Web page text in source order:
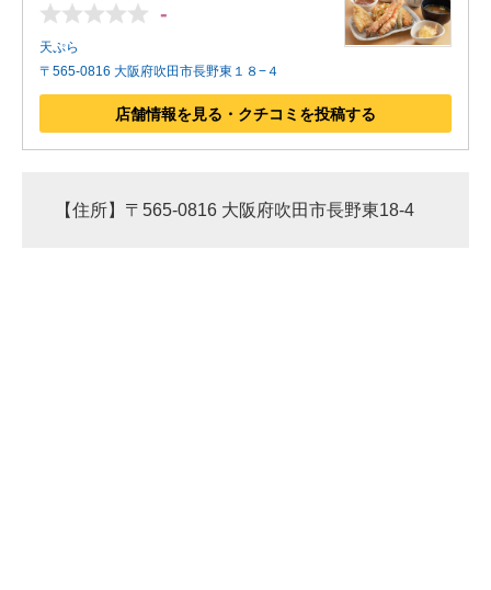
-
天ぷら
〒565-0816 大阪府吹田市長野東１８−４
店舗情報を見る・クチコミを投稿する
【住所】〒565-0816 大阪府吹田市長野東18-4